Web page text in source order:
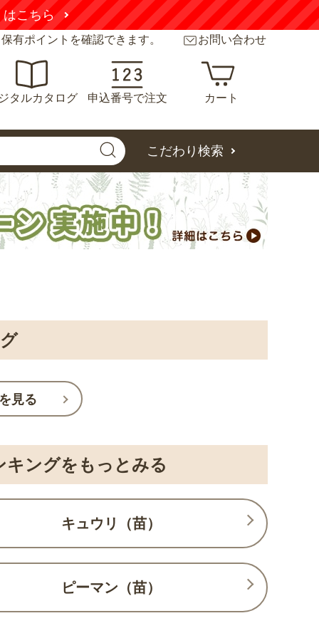
はこちら
有ポイントを確認できます。 お問い合わせ
タルカタログ 申込番号で注文 カート
こだわり検索
見る
キングをもっとみる
キュウリ（苗）
ピーマン（苗）